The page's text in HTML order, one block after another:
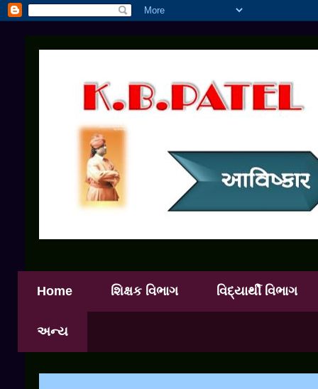
Home શિક્ષક વિભાગ વિદ્યાર્થી વિભાગ
અન્ય